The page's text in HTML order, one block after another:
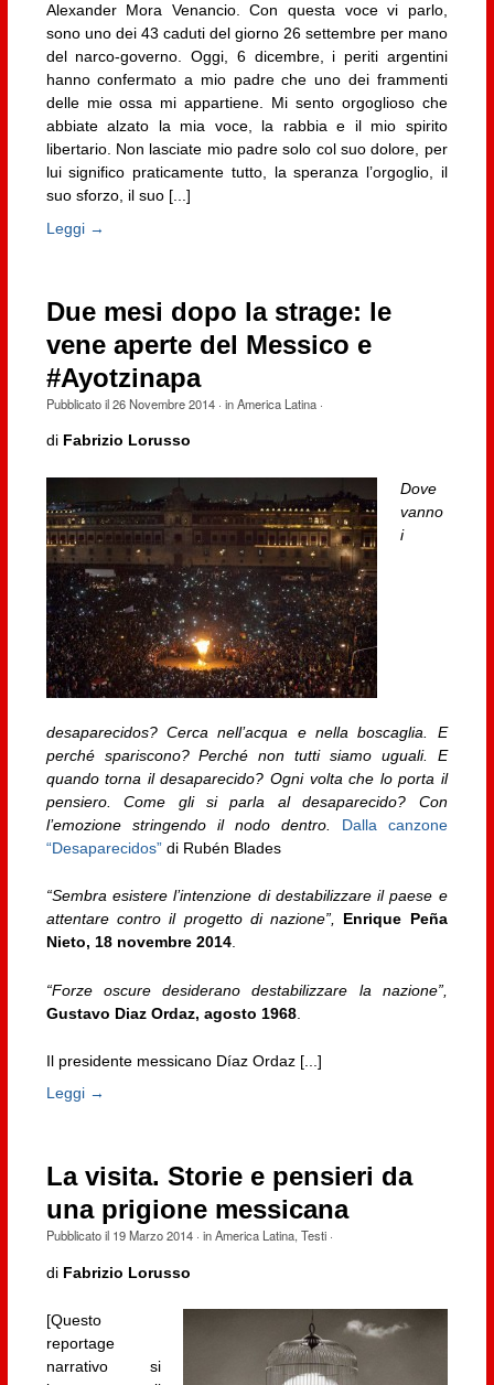
Alexander Mora Venancio. Con questa voce vi parlo,
sono uno dei 43 caduti del giorno 26 settembre per mano
del narco-governo. Oggi, 6 dicembre, i periti argentini
hanno confermato a mio padre che uno dei frammenti
delle mie ossa mi appartiene. Mi sento orgoglioso che
abbiate alzato la mia voce, la rabbia e il mio spirito
libertario. Non lasciate mio padre solo col suo dolore, per
lui significo praticamente tutto, la speranza l’orgoglio, il
suo sforzo, il suo [...]
Leggi →
Due mesi dopo la strage: le
vene aperte del Messico e
#Ayotzinapa
Pubblicato il26 Novembre 2014· inAmerica Latina·
di Fabrizio Lorusso
Dove
vanno
i
desaparecidos? Cerca nell’acqua e nella boscaglia. E
perché spariscono? Perché non tutti siamo uguali.
E
quando torna il desaparecido? Ogni volta che lo porta il
pensiero.
Come gli si parla al desaparecido?
Con
l’emozione stringendo il nodo dentro.
Dalla canzone
“Desaparecidos”di Rubén Blades
“Sembra esistere l’intenzione di destabilizzare il paese e
attentare contro il progetto di nazione”, Enrique Peña
Nieto, 18 novembre 2014.
“Forze oscure desiderano destabilizzare la nazione”,
Gustavo Diaz Ordaz, agosto 1968.
Il presidente messicano Díaz Ordaz [...]
Leggi →
La visita. Storie e pensieri da
una prigione messicana
Pubblicato il 19 Marzo 2014· inAmerica Latina,Testi·
di Fabrizio Lorusso
[Questo
reportage
narrativo si